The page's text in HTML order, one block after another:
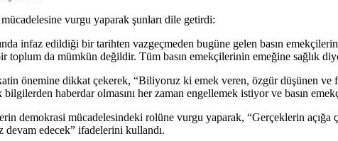
vurgu yaparak şunları dile getirdi:
infaz edildiği bir tarihten vazgeçmeden bugüne gelen basın
da mümkün değildir. Tüm basın emekçilerinin emeğine sağlık
önemine dikkat çekerek, “Biliyoruz ki emek veren, özgür düşünen
haberdar olmasını her zaman engellemek istiyor ve basın
demokrasi mücadelesindeki rolüne vurgu yaparak, “Gerçeklerin açığa
devam edecek” ifadelerini kullandı.